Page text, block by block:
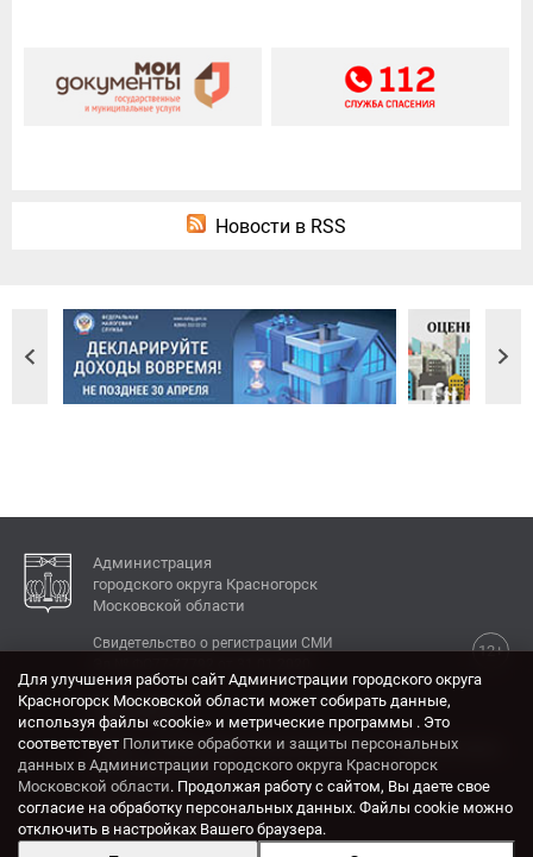
Новости в RSS
Администрация
городского округа Красногорск
Московской области
12+
Свидетельство о регистрации СМИ
КОНТАКТЫ
Адрес: 143404, Московская область, г. Красногорск,
ул. Ленина, дом 4.
Электронная почта:
krasrn@mosreg.ru
Для улучшения работы сайт Администрации городского округа
Красногорск Московской области может собирать данные,
используя файлы «cookie» и метрические программы . Это
соответствует Политике обработки и защиты персональных
данных в Администрации городского округа Красногорск
Московской области. Продолжая работу с сайтом, Вы даете свое
согласие на обработку персональных данных. Файлы cookie можно
отключить в настройках Вашего браузера.